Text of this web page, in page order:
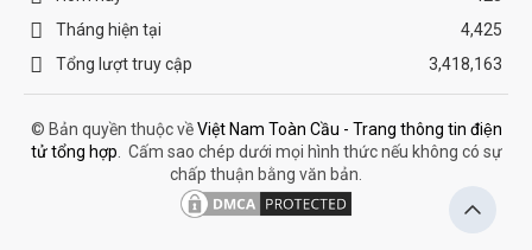
Tháng hiện tại
4,425
Tổng lượt truy cập
3,418,163
© Bản quyền thuộc vềViệt Nam Toàn Cầu - Trang thông tin điện
tử tổng hợp
Cấm sao chép dưới mọi hình thức nếu không có sự
chấp thuận bằng văn bản.